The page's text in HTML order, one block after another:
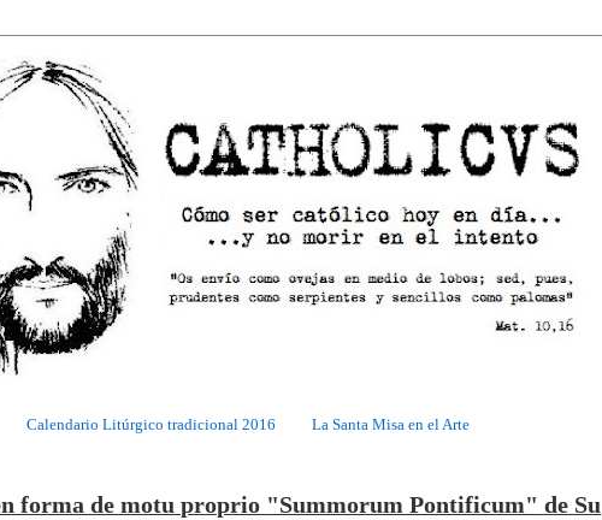
Calendario Litúrgico tradicional 2016 La Santa Misa en el Arte
forma de motu proprio "Summorum Pontificum" de Su